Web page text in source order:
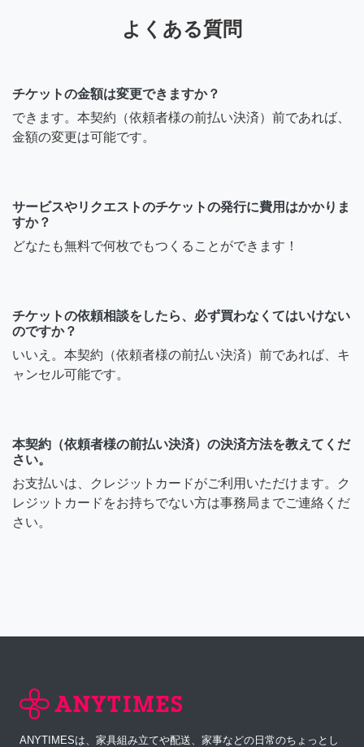
よくある質問
チケットの金額は変更できますか？
できます。本契約（依頼者様の前払い決済）前であれば、
金額の変更は可能です。
サービスやリクエストのチケットの発行に費用はかかりま
すか？
どなたも無料で何枚でもつくることができます！
チケットの依頼相談をしたら、必ず買わなくてはいけない
のですか？
いいえ。本契約（依頼者様の前払い決済）前であれば、キ
ャンセル可能です。
本契約（依頼者様の前払い決済）の決済方法を教えてくだ
さい。
お支払いは、クレジットカードがご利用いただけます。ク
レジットカードをお持ちでない方は事務局までご連絡くだ
さい。
ANYTIMESは、家具組み立てや配送、家事などの日常のちょっとし